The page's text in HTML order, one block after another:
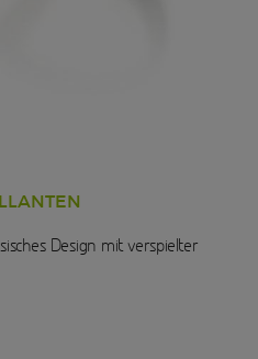
Design mit verspielter